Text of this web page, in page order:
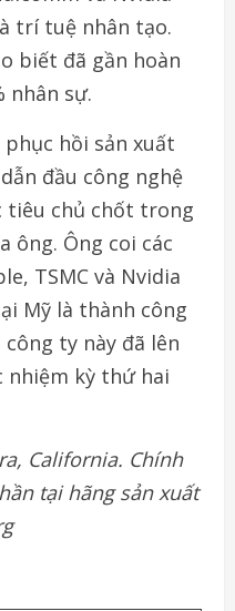
trí tuệ nhân tạo.
biết đã gần hoàn
nhân sự.
hồi sản xuất
đầu công nghệ
tiêu chủ chốt trong
ông. Ông coi các
TSMC và Nvidia
Mỹ là thành công
ty này đã lên
nhiệm kỳ thứ hai
California. Chính
tại hãng sản xuất